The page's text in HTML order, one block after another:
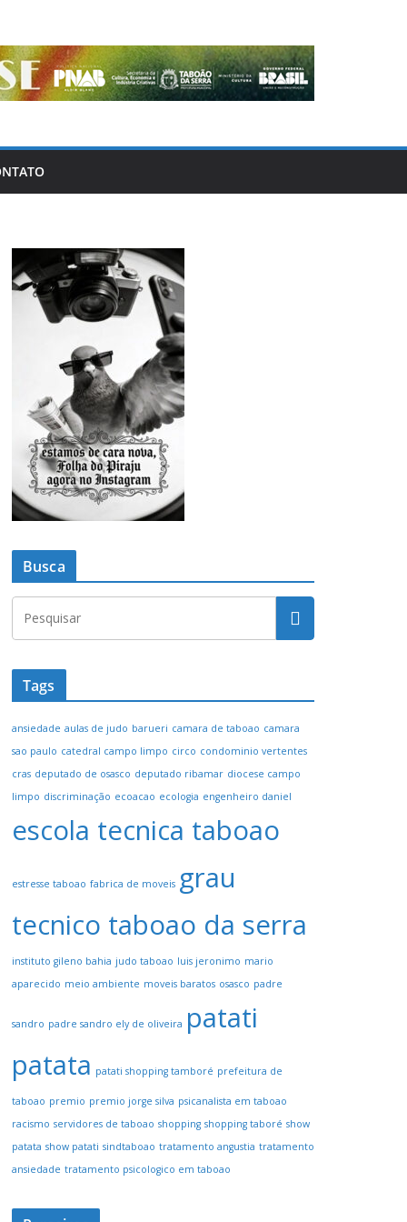
Busca
Tags
ansiedade aulas de judo barueri camara de taboao camara
sao paulo catedral campo limpo circo condominio vertentes
cras deputado de osasco deputado ribamar diocese campo
limpo discriminação ecoacao ecologia engenheiro daniel
escola tecnica taboao
estresse taboao fabrica de moveis grau
tecnico taboao da serra
instituto gileno bahia judo taboao luis jeronimo mario
aparecido meio ambiente moveis baratos osasco padre
sandro padre sandro ely de oliveira patati
patata patati shopping tamboré prefeitura de
taboao premio premio jorge silva psicanalista em taboao
racismo servidores de taboao shopping shopping taboré show
patata show patati sindtaboao tratamento angustia tratamento
ansiedade tratamento psicologico em taboao